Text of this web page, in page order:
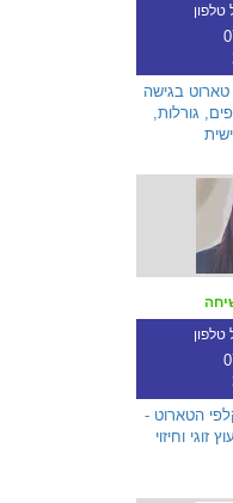
טארוט בגישה
גורלות,
הטארוט -
זוגי וחיזוי